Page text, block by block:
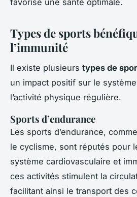
Types de sports
l’immunité
Il existe plusieurs types de
un impact positif sur le
l’activité physique régulière.
Sports d’endurance
Les sports d’endurance,
le cyclisme, sont réputés pour
système cardiovasculaire et
ces activités stimulent la
facilitant ainsi le transport des